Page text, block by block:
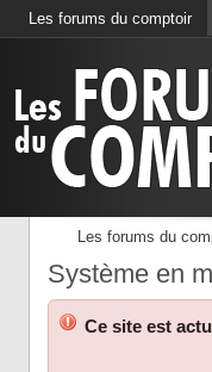
Les forums du comptoir
Les forums du
Système en
Ce site est